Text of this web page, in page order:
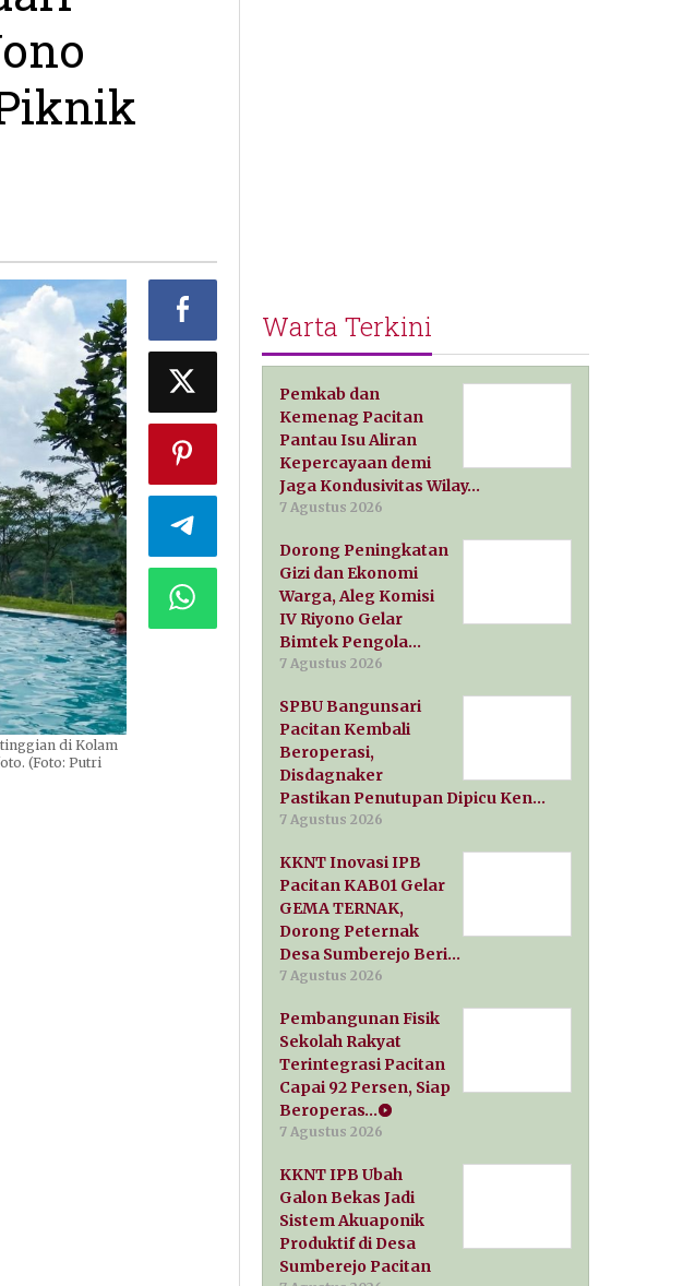
di Kolam
(Foto: Putri
Warta Terkini
Pemkab dan
Kemenag Pacitan
Pantau Isu Aliran
Kepercayaan demi
Jaga Kondusivitas Wilay…
7 Agustus 2026
Dorong Peningkatan
Gizi dan Ekonomi
Warga, Aleg Komisi
IV Riyono Gelar
Bimtek Pengola…
7 Agustus 2026
SPBU Bangunsari
Pacitan Kembali
Beroperasi,
Disdagnaker
Pastikan Penutupan Dipicu Ken…
7 Agustus 2026
KKNT Inovasi IPB
Pacitan KAB01 Gelar
GEMA TERNAK,
Dorong Peternak
Desa Sumberejo Beri…
7 Agustus 2026
Pembangunan Fisik
Sekolah Rakyat
Terintegrasi Pacitan
Capai 92 Persen, Siap
Beroperas…
7 Agustus 2026
KKNT IPB Ubah
Galon Bekas Jadi
Sistem Akuaponik
Produktif di Desa
Sumberejo Pacitan